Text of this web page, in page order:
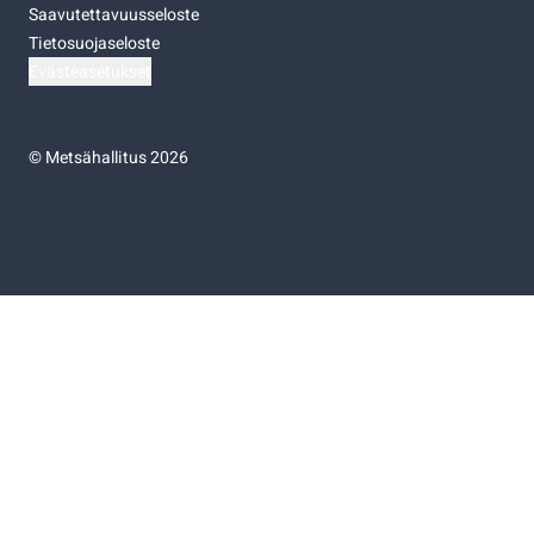
Saavutettavuusseloste
Tietosuojaseloste
©Metsähallitus 2026